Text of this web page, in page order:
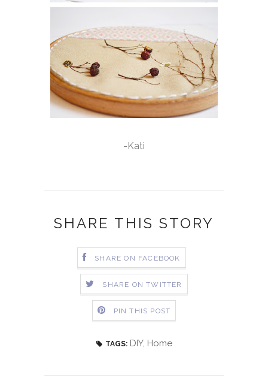
-Kati
SHARE THIS STORY
SHARE ON FACEBOOK
SHARE ON TWITTER
PIN THIS POST
TAGS: DIY, Home